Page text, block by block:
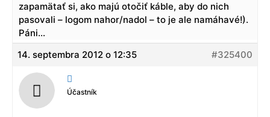
zapamätať si, ako majú otočiť káble, aby do nich
pasovali – logom nahor/nadol – to je ale namáhavé!).
Páni…
14. septembra 2012 o 12:35
#325400

Účastník